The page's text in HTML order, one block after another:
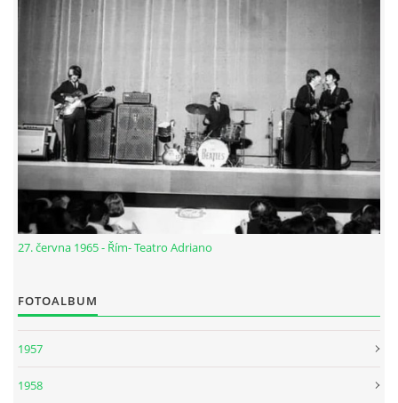
NÁSTROJE - HARRISON II
NÁSTROJE - RINGO STARR
NÁSTROJE - ZESILOVAČE/KOMBA
NÁSTROJE - PEDÁLY
OBLEČENÍ
DISKOGRAFIE - SINGLY ŘADOVÉ
27. června 1965 - Řím- Teatro Adriano
FOTOALBUM
1957
1958